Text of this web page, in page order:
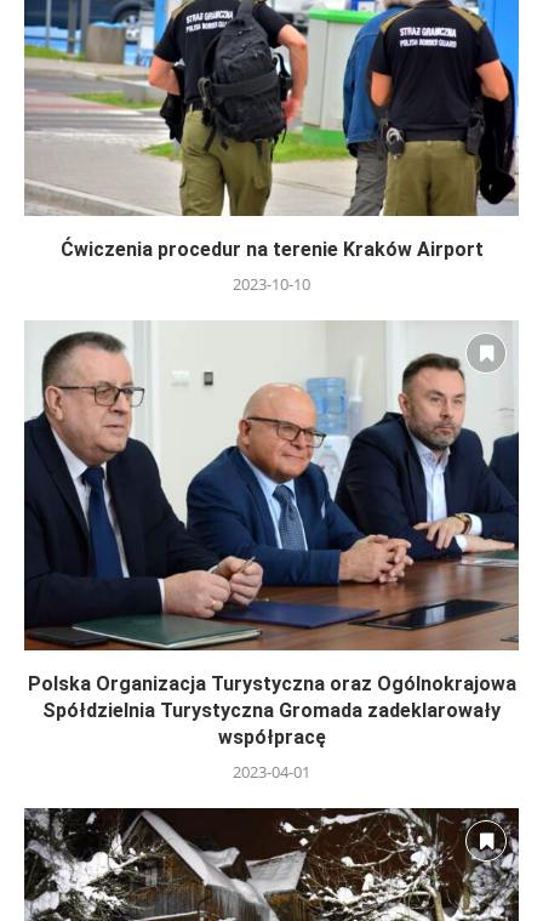
Ćwiczenia procedur na terenie Kraków Airport
2023-10-10
Polska Organizacja Turystyczna oraz Ogólnokrajowa
Spółdzielnia Turystyczna Gromada zadeklarowały
współpracę
2023-04-01